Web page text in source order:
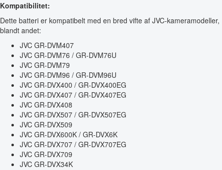
Kompatibilitet:
Dette batteri er kompatibelt med en bred vifte af JVC-kameramodeller,
blandt andet:
JVC GR-DVM407
JVC GR-DVM76 / GR-DVM76U
JVC GR-DVM79
JVC GR-DVM96 / GR-DVM96U
JVC GR-DVX400 / GR-DVX400EG
JVC GR-DVX407 / GR-DVX407EG
JVC GR-DVX408
JVC GR-DVX507 / GR-DVX507EG
JVC GR-DVX509
JVC GR-DVX600K / GR-DVX6K
JVC GR-DVX707 / GR-DVX707EG
JVC GR-DVX709
JVC GR-DVX34K